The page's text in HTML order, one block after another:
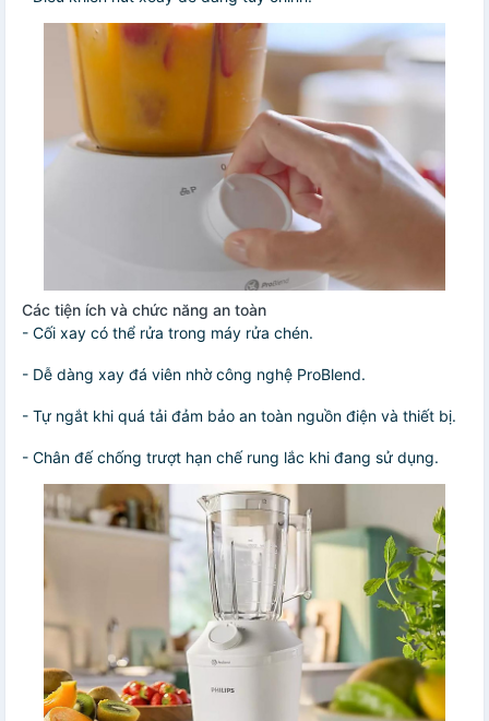
Các tiện ích và chức năng an toàn
- Cối xay có thể rửa trong máy rửa chén.
- Dễ dàng xay đá viên nhờ công nghệ ProBlend.
- Tự ngắt khi quá tải đảm bảo an toàn nguồn điện và thiết bị.
- Chân đế chống trượt hạn chế rung lắc khi đang sử dụng.